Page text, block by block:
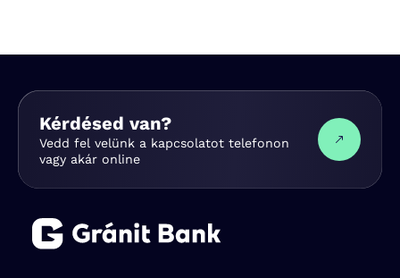
Kérdésed van?
Vedd fel velünk a kapcsolatot telefonon
vagy akár online